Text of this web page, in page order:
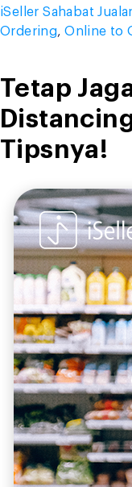
iSeller Sahabat
Ordering,Online to
Tetap
Tipsnya!